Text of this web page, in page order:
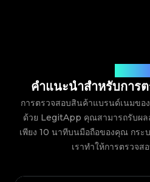
คำแนะนำสำหรับการ
การตรวจสอบสินค้าแบรนด์เนมขอ
ด้วย LegitApp คุณสามารถรับผล
เพียง 10 นาทีบนมือถือของคุณ กระ
เราทำให้การตรวจส